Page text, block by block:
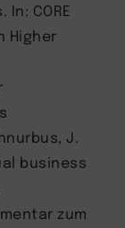
CORE
Higher
J.
business
zum